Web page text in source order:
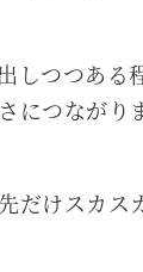
しつつある
につながり
だけスカス